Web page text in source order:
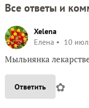
Все ответы и
Xelena
Елена
10
Мыльнянка
Ответить ✿